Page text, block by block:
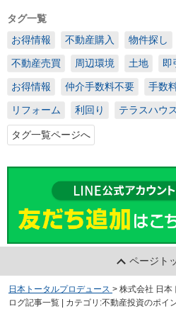
タグ一覧
お得情報
不動産購入 物件探し
不動産売買 周辺環境 土地 即
お得情報 仲介手数料不要 手数
リフォーム 利回り テラスハウス
タグ一覧ページへ
ページト
日本トータルプロデュース > 株式会社 日本
ログ記事一覧 | カテゴリ:不動産投資のポイ